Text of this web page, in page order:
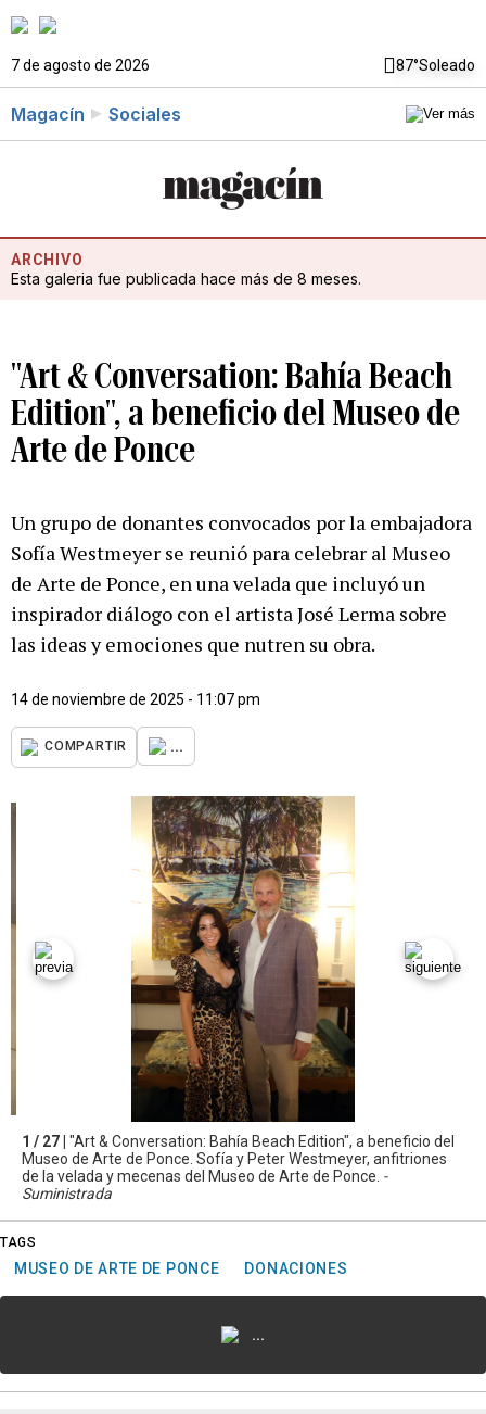
7 de agosto de 2026 87°Soleado
Magacín Sociales
ARCHIVO
Esta galeria fue publicada hace más de 8 meses.
"Art & Conversation: Bahía Beach
Edition", a beneficio del Museo de
Arte de Ponce
Un grupo de donantes convocados por la embajadora
Sofía Westmeyer se reunió para celebrar al Museo
de Arte de Ponce, en una velada que incluyó un
inspirador diálogo con el artista José Lerma sobre
las ideas y emociones que nutren su obra.
14 de noviembre de 2025 - 11:07 pm
COMPARTIR ...
1 / 27 | "Art & Conversation: Bahía Beach Edition", a beneficio del
Museo de Arte de Ponce. Sofía y Peter Westmeyer, anfitriones
de la velada y mecenas del Museo de Arte de Ponce. -
Suministrada
TAGS
MUSEO DE ARTE DE PONCE DONACIONES
...